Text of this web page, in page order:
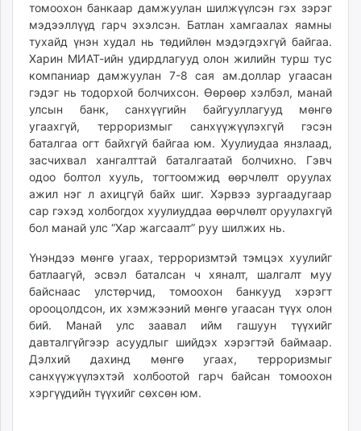
unuudur.mn
isee.mn
mglradio.com
fact.mn
itoim.mn
tumen.mn
shuum.mn
times.mn
tvmongolia.mn
mass.mn
unegui.mn
assa.mn
toim.mn
tac.mn
paparazzi.mn
unread.today
томоохон банкаар дам­жуулан шилжүүлсэн гэх зэрэг
мэдээллүүд гарч эхэлсэн. Батлан хамгаалах яамны
тухайд үнэн худал нь төдийлөн мэдэгдэхгүй байгаа.
Харин МИАТ-ийн удирдлагууд олон жилийн турш тус
компаниар дамжуулан 7-8 сая ам.доллар угаасан
гэдэг нь тодорхой болчихсон. Өөрөөр хэлбэл, манай
улсын банк, санхүүгийн байгууллагууд мөн­гө
угаахгүй, терроризмыг сан­хүүжүүлэхгүй гэсэн
баталгаа огт байхгүй байгаа юм. Хуулиудаа янзлаад,
засчихвал хангалттай баталгаатай болчихно. Гэвч
одоо болтол хууль, тогтоомжид өөрчлөлт оруулах
ажил нэг л ахицгүй байх шиг. Хэрвээ зургаадугаар
сар гэхэд холбогдох хуулиуддаа өөрчлөлт оруулахгүй
бол манай улс “Хар жагсаалт” руу шилжих нь.
Үнэндээ мөнгө угаах, тер­роризмтэй тэмцэх хуулийг
батлаагүй, эсвэл баталсан ч хяналт, шалгалт муу
байснаас улстөрчид, томоохон банкууд хэрэгт
орооцолдсон, их хэмжээний мөнгө угаасан түүх олон
бий. Манай улс заавал ийм гашуун түүхийг
давталгүйгээр асуудлыг шийдэх хэрэгтэй баймаар.
Дэлхий дахинд мөнгө угаах, терроризмыг
санхүүжүүлэхтэй холбоотой гарч байсан томоохон
хэргүүдийн түүхийг сөхсөн юм.